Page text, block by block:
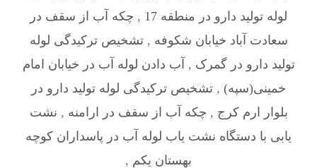
لوله تولید دارو در منطقه 17
, چکه آب از سقف در
سعادت آباد خیابان شکوفه ,تشخیص ترکیدگی لوله
تولید دارو در گمرک , آب دادن لوله آب در خیابان امام
خمینی(سپه) , تشخیص ترکیدگی لوله تولید دارو در
بلوار ارم کرج , چکه آب از سقف در ارامنه , نشت
یابی با دستگاه نشت یاب لوله آب در پاسداران کوچه
بهستان یکم ,